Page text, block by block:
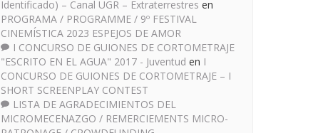
Identificado) – Canal UGR – Extraterrestres en
PROGRAMA / PROGRAMME / 9º FESTIVAL
CINEMÍSTICA 2023 ESPEJOS DE AMOR
I CONCURSO DE GUIONES DE CORTOMETRAJE
"ESCRITO EN EL AGUA" 2017 - Juventud en I
CONCURSO DE GUIONES DE CORTOMETRAJE – I
SHORT SCREENPLAY CONTEST
LISTA DE AGRADECIMIENTOS DEL
MICROMECENAZGO / REMERCIEMENTS MICRO-